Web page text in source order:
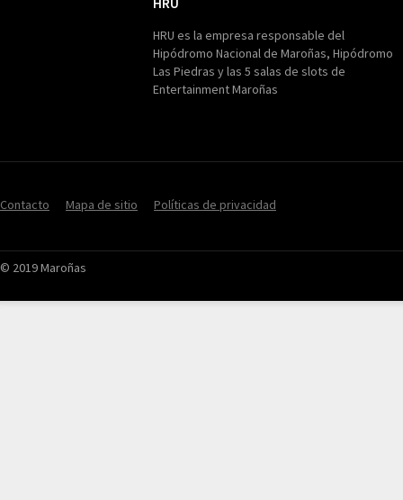
HRU es la empresa responsable del
Hipódromo Nacional de Maroñas, Hipódromo
Las Piedras y las 5 salas de slots de
Entertainment Maroñas
Contacto Mapa de sitio Políticas de privacidad
© 2019 Maroñas